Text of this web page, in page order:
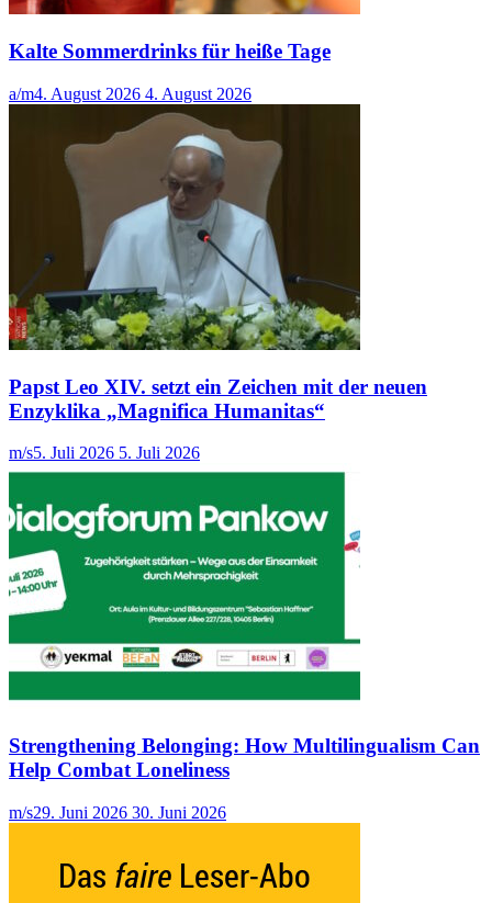
Kalte Sommerdrinks für heiße Tage
a/m4. August 2026 4. August 2026
Papst Leo XIV. setzt ein Zeichen mit der neuen
Enzyklika „Magnifica Humanitas“
m/s5. Juli 2026 5. Juli 2026
Strengthening Belonging: How Multilingualism Can
Help Combat Loneliness
m/s29. Juni 2026 30. Juni 2026